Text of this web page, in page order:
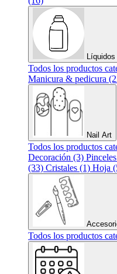
Todos los productos
Manicura & pedicura
Nail Art
Todos los productos
Decoración (3)
(33) Cristales (1) Hoja
Todos los productos